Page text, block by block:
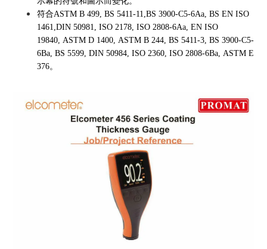
符合ASTM B 499, BS 5411-11,BS 3900-C5-6Aa, BS EN ISO
1461,DIN 50981, ISO 2178, ISO 2808-6Aa, EN ISO
19840, ASTM D 1400, ASTM B 244, BS 5411-3, BS 3900-C5-
6Ba, BS 5599, DIN 50984, ISO 2360, ISO 2808-6Ba, ASTM E
376。